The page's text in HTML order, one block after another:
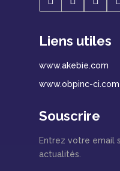
Liens utiles
www.akebie.com
www.obpinc-ci.com
Souscrire
Entrez votre email
actualités.